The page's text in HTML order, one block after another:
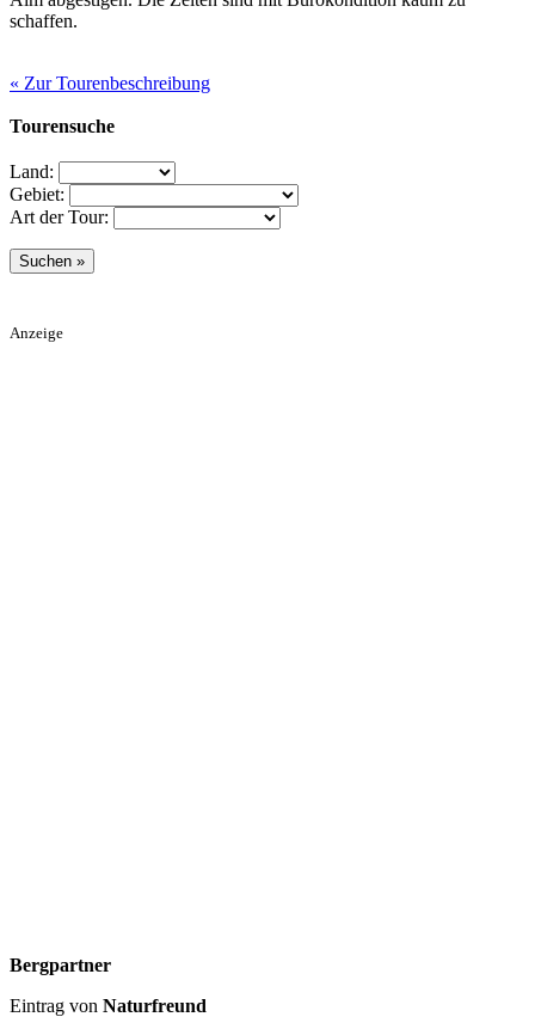
schaffen.
« Zur Tourenbeschreibung
Tourensuche
Land:
Gebiet:
Art der Tour:
Anzeige
Bergpartner
Eintrag von Naturfreund